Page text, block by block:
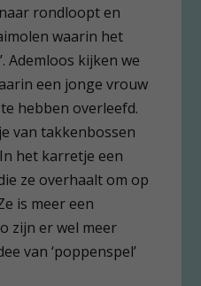
rondloopt en
waarin het
Ademloos kijken we
een jonge vrouw
hebben overleefd.
van takkenbossen
het karretje een
ze overhaalt om op
is meer een
zijn er wel meer
van ‘poppenspel’